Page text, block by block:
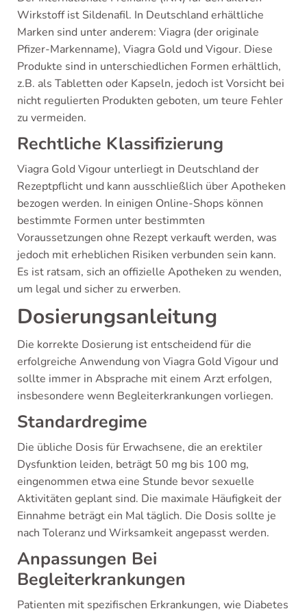
Wirkstoff ist Sildenafil. In Deutschland erhältliche
Marken sind unter anderem: Viagra (der originale
Pfizer-Markenname), Viagra Gold und Vigour. Diese
Produkte sind in unterschiedlichen Formen erhältlich,
z.B. als Tabletten oder Kapseln, jedoch ist Vorsicht bei
nicht regulierten Produkten geboten, um teure Fehler
zu vermeiden.
Rechtliche Klassifizierung
Viagra Gold Vigour unterliegt in Deutschland der
Rezeptpflicht und kann ausschließlich über Apotheken
bezogen werden. In einigen Online-Shops können
bestimmte Formen unter bestimmten
Voraussetzungen ohne Rezept verkauft werden, was
jedoch mit erheblichen Risiken verbunden sein kann.
Es ist ratsam, sich an offizielle Apotheken zu wenden,
um legal und sicher zu erwerben.
Dosierungsanleitung
Die korrekte Dosierung ist entscheidend für die
erfolgreiche Anwendung von Viagra Gold Vigour und
sollte immer in Absprache mit einem Arzt erfolgen,
insbesondere wenn Begleiterkrankungen vorliegen.
Standardregime
Die übliche Dosis für Erwachsene, die an erektiler
Dysfunktion leiden, beträgt 50 mg bis 100 mg,
eingenommen etwa eine Stunde bevor sexuelle
Aktivitäten geplant sind. Die maximale Häufigkeit der
Einnahme beträgt ein Mal täglich. Die Dosis sollte je
nach Toleranz und Wirksamkeit angepasst werden.
Anpassungen Bei
Begleiterkrankungen
Patienten mit spezifischen Erkrankungen, wie Diabetes